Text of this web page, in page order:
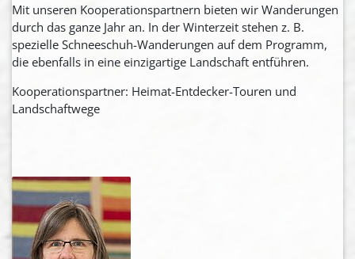
Mit unseren Kooperationspartnern bieten wir Wanderungen
durch das ganze Jahr an. In der Winterzeit stehen z. B.
spezielle Schneeschuh-Wanderungen auf dem Programm,
die ebenfalls in eine einzigartige Landschaft entführen.
Kooperationspartner: Heimat-Entdecker-Touren und
Landschaftwege